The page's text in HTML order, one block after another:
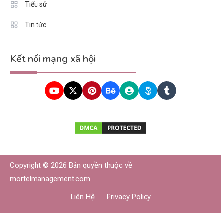
Tiểu sử
Tin tức
Kết nối mạng xã hội
Copyright © 2026 Bản quyền thuộc về
mortelmanagement.com
Liên Hệ Privacy Policy